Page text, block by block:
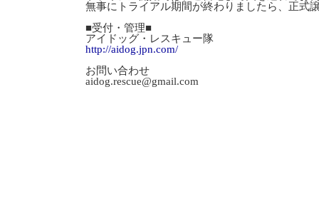
無事にトライアル期間が終わりましたら、正式
■受付・管理■
アイドッグ・レスキュー隊
http://aidog.jpn.com/
お問い合わせ
aidog.rescue@gmail.com